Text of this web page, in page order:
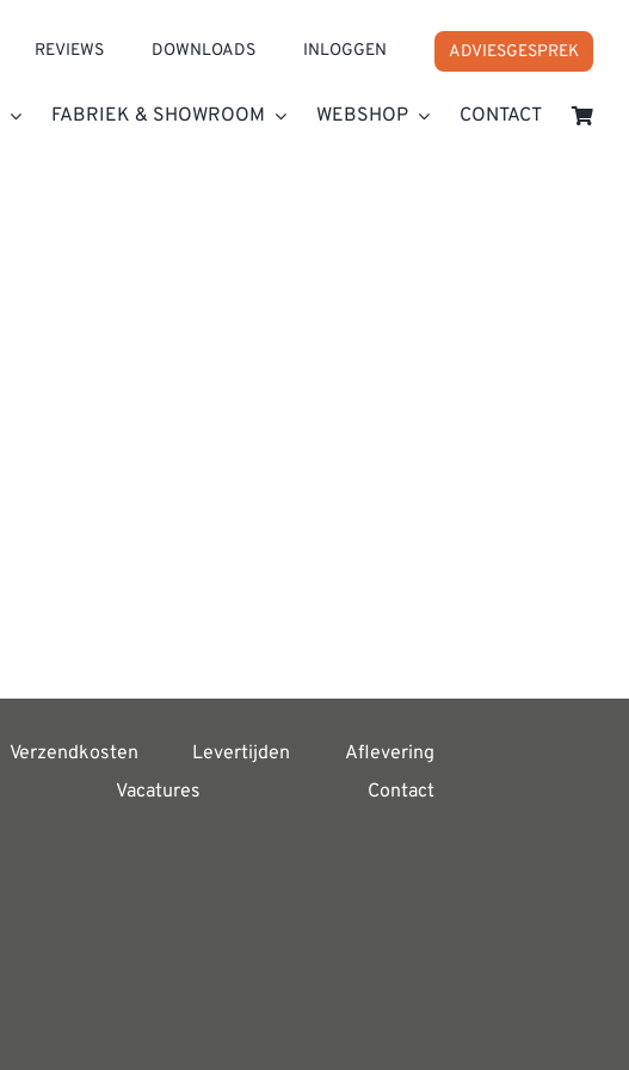
REVIEWS DOWNLOADS INLOGGEN ADVIESGESPREK
FABRIEK & SHOWROOM WEBSHOP CONTACT
Verzendkosten Levertijden
Aflevering
Vacatures Contact